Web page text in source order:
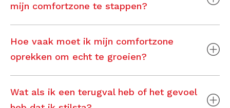
mijn comfortzone te stappen?
Hoe vaak moet ik mijn comfortzone
oprekken om echt te groeien?
Wat als ik een terugval heb of het gevoel